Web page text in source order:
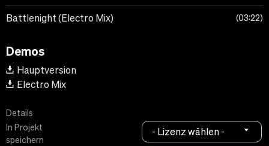
Battlenight (Electro Mix) 03:22
Demos
Hauptversion
Electro Mix
Details
In Projekt
speichern
- Lizenz wählen -